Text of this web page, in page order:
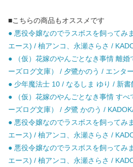
■こちらの商品もオススメです
● 悪役令嬢なのでラスボスを飼ってみ
エース) / 柚アンコ、永瀬さらさ /
● （仮）花嫁のやんごとなき事情 離
ーズログ文庫） / 夕鷺かのう / エンタ
● 少年魔法士 10 / なるしま ゆり / 新書
● （仮）花嫁のやんごとなき事情 す
ーズログ文庫） / 夕鷺 かのう /
● 悪役令嬢なのでラスボスを飼ってみ
エース) / 柚アンコ、永瀬さらさ /
● 悪役令嬢なのでラスボスを飼ってみ
エース) / 柚アンコ、永瀬さらさ /